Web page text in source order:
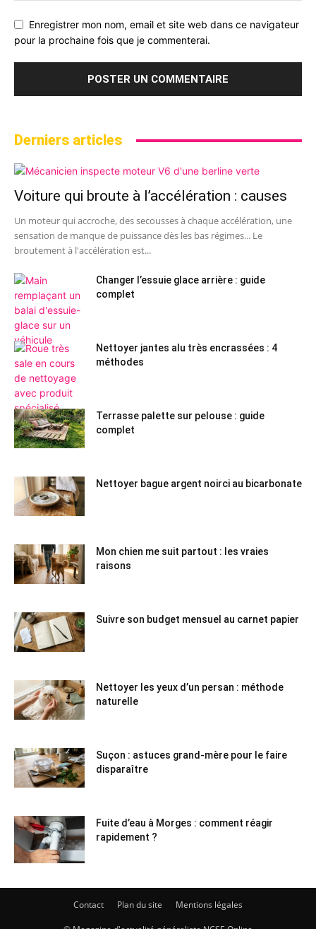
Enregistrer mon nom, email et site web dans ce navigateur
pour la prochaine fois que je commenterai.
Derniers articles
Voiture qui broute à l’accélération : causes
Un moteur qui accroche, des secousses à chaque accélération, une
sensation de manque de puissance dès les bas régimes... Le
broutement à l'accélération est...
Changer l’essuie glace arrière : guide
complet
Nettoyer jantes alu très encrassées : 4
méthodes
Terrasse palette sur pelouse : guide
complet
Nettoyer bague argent noirci au bicarbonate
Mon chien me suit partout : les vraies
raisons
Suivre son budget mensuel au carnet papier
Nettoyer les yeux d’un persan : méthode
naturelle
Suçon : astuces grand-mère pour le faire
disparaître
Fuite d’eau à Morges : comment réagir
rapidement ?
Contact Plan du site Mentions légales